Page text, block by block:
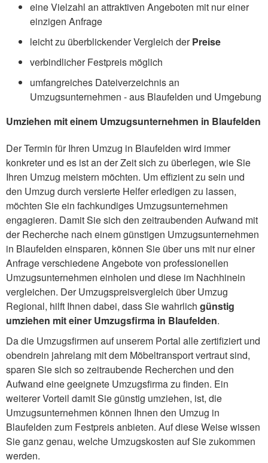
eine Vielzahl an attraktiven Angeboten mit nur einer
einzigen Anfrage
leicht zu überblickender Vergleich derPreise
verbindlicher Festpreis möglich
umfangreiches Dateiverzeichnis an
Umzugsunternehmen - aus Blaufelden und Umgebung
Umziehen mit einem Umzugsunternehmen in Blaufelden
Der Termin für Ihren Umzug in Blaufelden wird immer
konkreter und es ist an der Zeit sich zu überlegen, wie Sie
Ihren Umzug meistern möchten. Um effizient zu sein und
den Umzug durch versierte Helfer erledigen zu lassen,
möchten Sie ein fachkundiges Umzugsunternehmen
engagieren. Damit Sie sich den zeitraubenden Aufwand mit
der Recherche nach einem günstigen Umzugsunternehmen
in Blaufelden einsparen, können Sie über uns mit nur einer
Anfrage verschiedene Angebote von professionellen
Umzugsunternehmen einholen und diese im Nachhinein
vergleichen. Der Umzugspreisvergleich über Umzug
Regional, hilft Ihnen dabei, dass Sie wahrlich günstig
umziehen mit einer Umzugsfirma in Blaufelden.
Da die Umzugsfirmen auf unserem Portal alle zertifiziert und
obendrein jahrelang mit dem Möbeltransport vertraut sind,
sparen Sie sich so zeitraubende Recherchen und den
Aufwand eine geeignete Umzugsfirma zu finden. Ein
weiterer Vorteil damit Sie günstig umziehen, ist, die
Umzugsunternehmen können Ihnen den Umzug in
Blaufelden zum Festpreis anbieten. Auf diese Weise wissen
Sie ganz genau, welche Umzugskosten auf Sie zukommen
werden.